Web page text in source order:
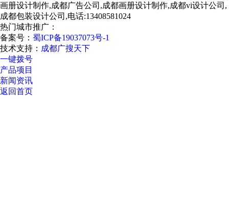
画册设计制作,成都广告公司,成都画册设计制作,成都vi设计公司,
成都包装设计公司,电话:13408581024
热门城市推广：
备案号： 蜀ICP备19037073号-1
技术支持： 成都广搜天下
一键拨号
产品项目
新闻资讯
返回首页